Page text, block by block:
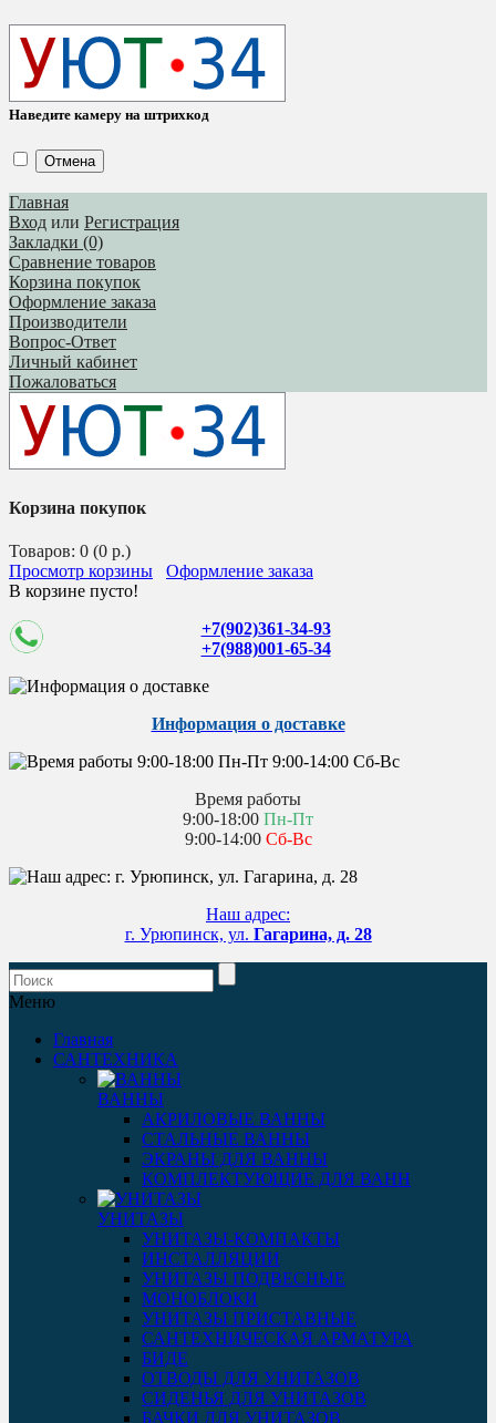
Наведите камеру на штрихкод
Отмена
Главная
Вход или Регистрация
Закладки (0)
Сравнение товаров
Корзина покупок
Оформление заказа
Производители
Вопрос-Ответ
Личный кабинет
Пожаловаться
Корзина покупок
Товаров: 0 (0 р.)
Просмотр корзины
Оформление заказа
В корзине пусто!
+7(902)361-34-93
+7(988)001-65-34
Информация о доставке
Время работы
9:00-18:00 Пн-Пт
9:00-14:00 Сб-Вс
Наш адрес:
г. Урюпинск, ул. Гагарина, д. 28
Меню
Главная
САНТЕХНИКА
ВАННЫ
АКРИЛОВЫЕ ВАННЫ
СТАЛЬНЫЕ ВАННЫ
ЭКРАНЫ ДЛЯ ВАННЫ
КОМПЛЕКТУЮЩИЕ ДЛЯ ВАНН
УНИТАЗЫ
УНИТАЗЫ-КОМПАКТЫ
ИНСТАЛЛЯЦИИ
УНИТАЗЫ ПОДВЕСНЫЕ
МОНОБЛОКИ
УНИТАЗЫ ПРИСТАВНЫЕ
САНТЕХНИЧЕСКАЯ АРМАТУРА
БИДЕ
ОТВОДЫ ДЛЯ УНИТАЗОВ
СИДЕНЬЯ ДЛЯ УНИТАЗОВ
БАЧКИ ДЛЯ УНИТАЗОВ